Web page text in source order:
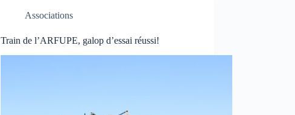
Associations
Train de l’ARFUPE, galop d’essai réussi!